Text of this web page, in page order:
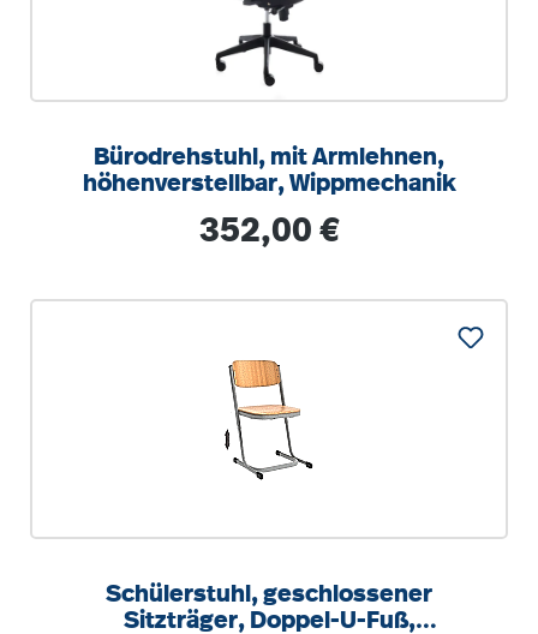
Bürodrehstuhl, mit Armlehnen,
höhenverstellbar, Wippmechanik
Regulärer Preis:
352,00 €
Schülerstuhl, geschlossener
Sitzträger, Doppel-U-Fuß,